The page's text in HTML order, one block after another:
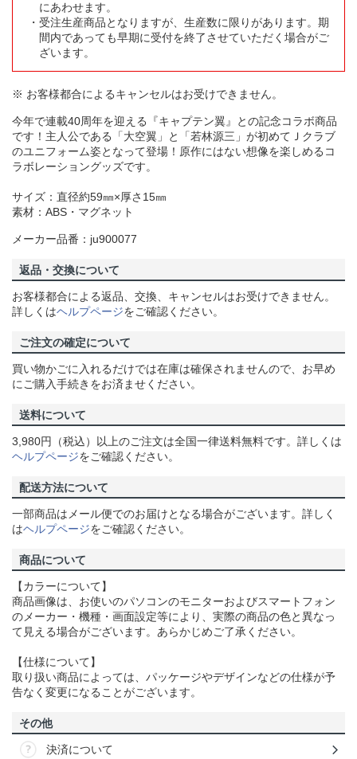
にあわせます。
受注生産商品となりますが、生産数に限りがあります。期
間内であっても早期に受付を終了させていただく場合がご
ざいます。
※ お客様都合によるキャンセルはお受けできません。
今年で連載40周年を迎える『キャプテン翼』との記念コラボ商品
です！主人公である「大空翼」と「若林源三」が初めてＪクラブ
のユニフォーム姿となって登場！原作にはない想像を楽しめるコ
ラボレーショングッズです。
サイズ：直径約59㎜×厚さ15㎜
素材：ABS・マグネット
メーカー品番：ju900077
返品・交換について
お客様都合による返品、交換、キャンセルはお受けできません。
詳しくはヘルプページをご確認ください。
ご注文の確定について
買い物かごに入れるだけでは在庫は確保されませんので、お早め
にご購入手続きをお済ませください。
送料について
3,980円（税込）以上のご注文は全国一律送料無料です。詳しくは
ヘルプページをご確認ください。
配送方法について
一部商品はメール便でのお届けとなる場合がございます。詳しく
はヘルプページをご確認ください。
商品について
【カラーについて】
商品画像は、お使いのパソコンのモニターおよびスマートフォン
のメーカー・機種・画面設定等により、実際の商品の色と異なっ
て見える場合がございます。あらかじめご了承ください。
【仕様について】
取り扱い商品によっては、パッケージやデザインなどの仕様が予
告なく変更になることがございます。
その他
決済について